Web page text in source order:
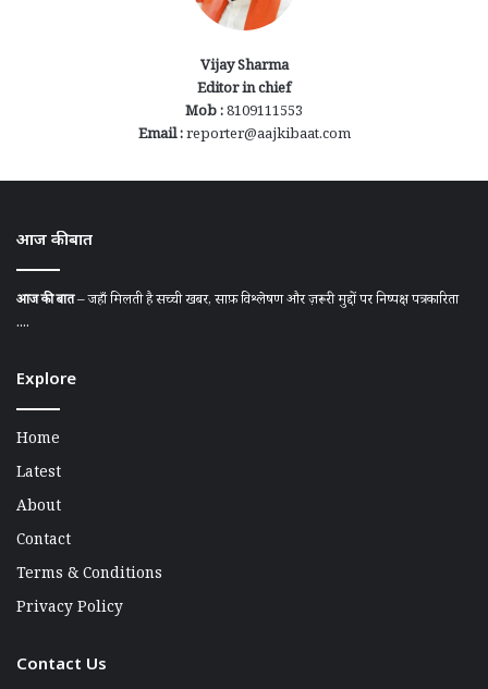
Vijay Sharma
Editor in chief
Mob :8109111553
Email :reporter@aajkibaat.com
आज की बात
आज की बात– जहाँ मिलती है सच्ची खबर, साफ़ विश्लेषण और ज़रूरी मुद्दों पर निष्पक्ष पत्रकारिता
....
Explore
Home
Latest
About
Contact
Terms & Conditions
Privacy Policy
Contact Us